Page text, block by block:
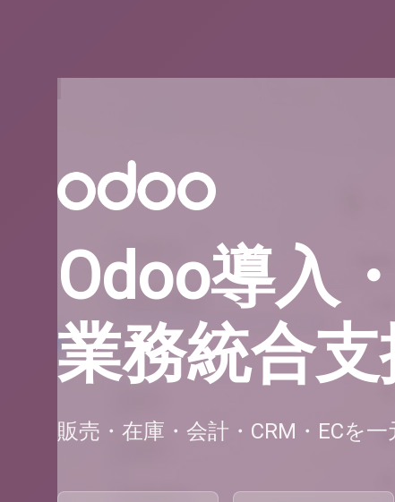
Odoo導入
業務統合支
販売・在庫・会計・CRM・ECを